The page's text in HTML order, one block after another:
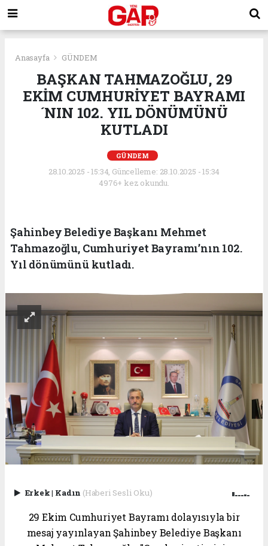
Anasayfa GÜNDEM
BAŞKAN TAHMAZOĞLU, 29
EKİM CUMHURİYET BAYRAMI
´NIN 102. YIL DÖNÜMÜNÜ
KUTLADI
GÜNDEM
28.10.2025 - 15:34, Güncelleme: 28.10.2025 - 15:34
4976+ kez okundu.
Şahinbey Belediye Başkanı Mehmet
Tahmazoğlu, Cumhuriyet Bayramı’nın 102.
Yıl dönümünü kutladı.
Erkek| Kadın (Haberi Sesli Oku)
29 Ekim Cumhuriyet Bayramı dolayısıyla bir
mesaj yayınlayan Şahinbey Belediye Başkanı